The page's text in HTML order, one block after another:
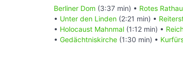
Berliner Dom (3:37 min) • Rotes
• Unter den Linden (2:21 min) •
• Holocaust Mahnmal (1:12 min) •
• Gedächtniskirche (1:30 min) •